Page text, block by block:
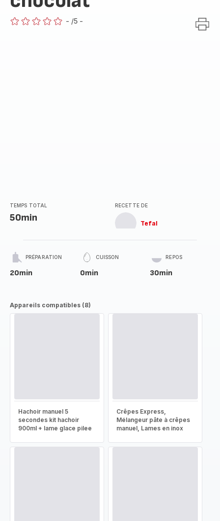
- /5 -
TEMPS TOTAL
50min
RECETTE DE
Tefal
PRÉPARATION
20min
CUISSON
0min
REPOS
30min
Appareils compatibles (8)
Hachoir manuel 5
secondes kit hachoir
900ml + lame glace pilee
Crêpes Express,
Mélangeur pâte à crêpes
manuel, Lames en inox